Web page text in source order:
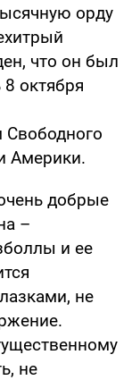
орду
что он был
октября
Свободного
Америки.
добрые
–
и ее
не
не